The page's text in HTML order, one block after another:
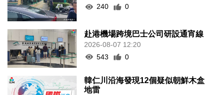
240
0
赴港機場跨境巴士公司研設通宵線
2026-08-07 12:20
543
0
韓仁川沿海發現12個疑似朝鮮木盒
地雷